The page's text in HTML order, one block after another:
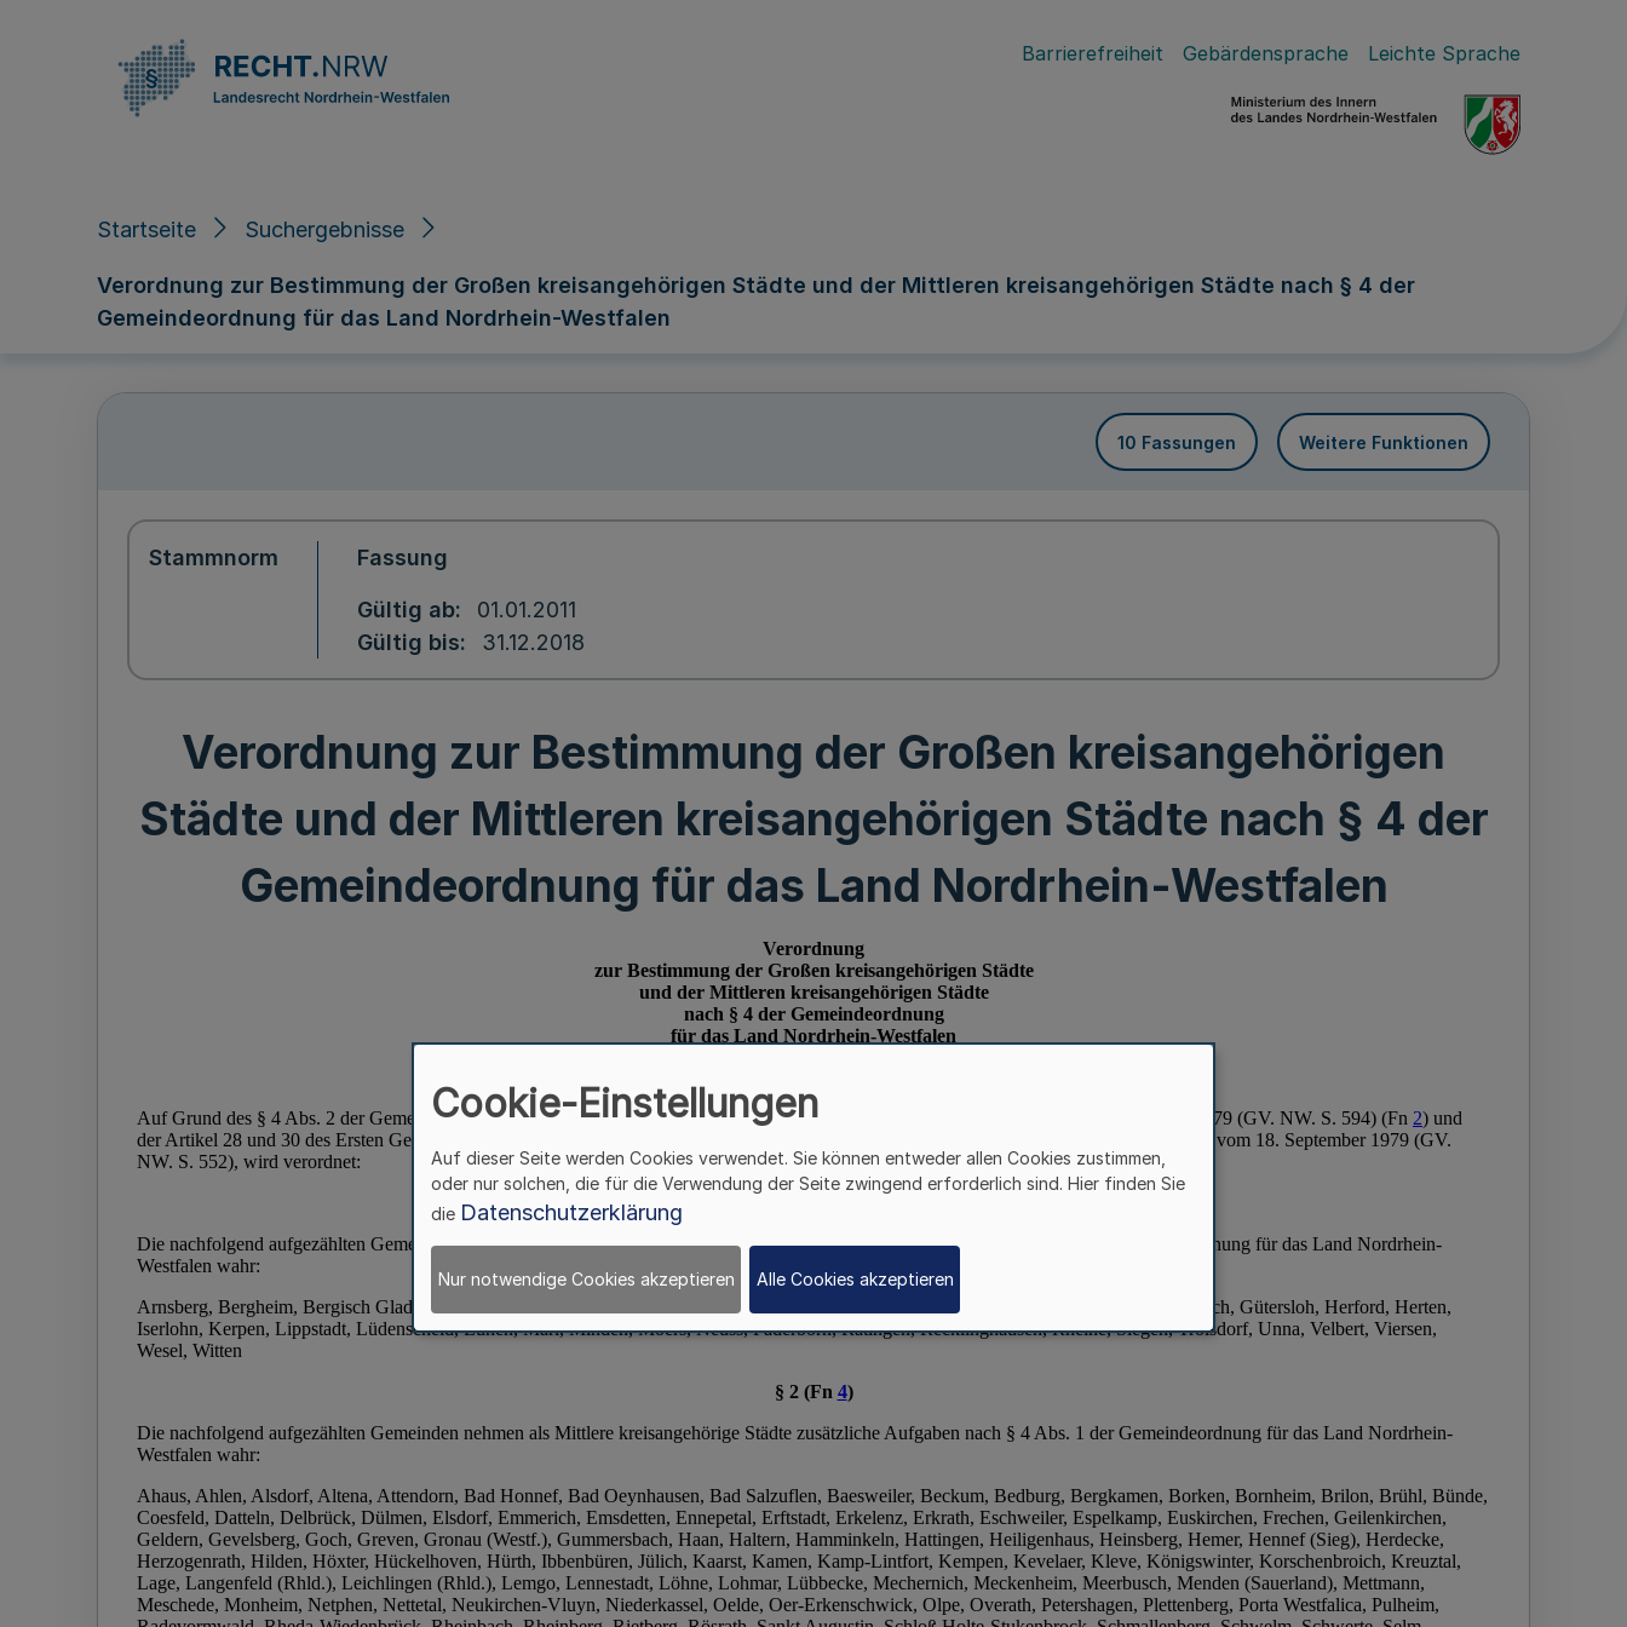
Barrierefreiheit Gebärdensprache Leichte Sprache
Startseite Suchergebnisse
Verordnung zur Bestimmung der Großen kreisangehörigen Städte und der Mittleren kreisangehörigen Städte nach § 4 der
Gemeindeordnung für das Land Nordrhein-Westfalen
10 Fassungen Weitere Funktionen
Stammnorm Fassung
Gültig ab
01.01.2011
Gültig bis
31.12.2018
Verordnung zur Bestimmung der Großen kreisangehörigen
Städte und der Mittleren kreisangehörigen Städte nach § 4 der
Gemeindeordnung für das Land Nordrhein-Westfalen
Cookie-Einstellungen
Auf dieser Seite werden Cookies verwendet. Sie können entweder allen Cookies zustimmen,
oder nur solchen, die für die Verwendung der Seite zwingend erforderlich sind. Hier finden Sie
die Datenschutzerklärung
Nur notwendige Cookies akzeptieren Alle Cookies akzeptieren